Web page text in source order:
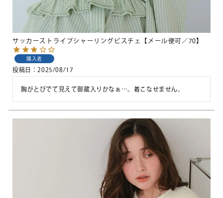
サッカーストライプシャーリングビスチェ【メール便可／70】
購入者
投稿日 2025/08/17
胸がとびでて見えて御蔵入りかなぁ…。着こなせません。